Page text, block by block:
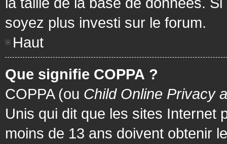
soyez plus investi sur le forum.
Haut
Que signifie COPPA ?
COPPA (ou Child Online Privacy
Unis qui dit que les sites Internet
moins de 13 ans doivent obtenir